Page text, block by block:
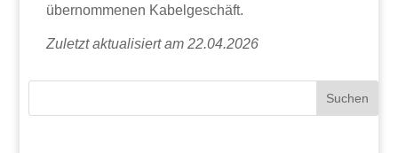
übernommenen Kabelgeschäft.
Zuletzt aktualisiert am 22.04.2026